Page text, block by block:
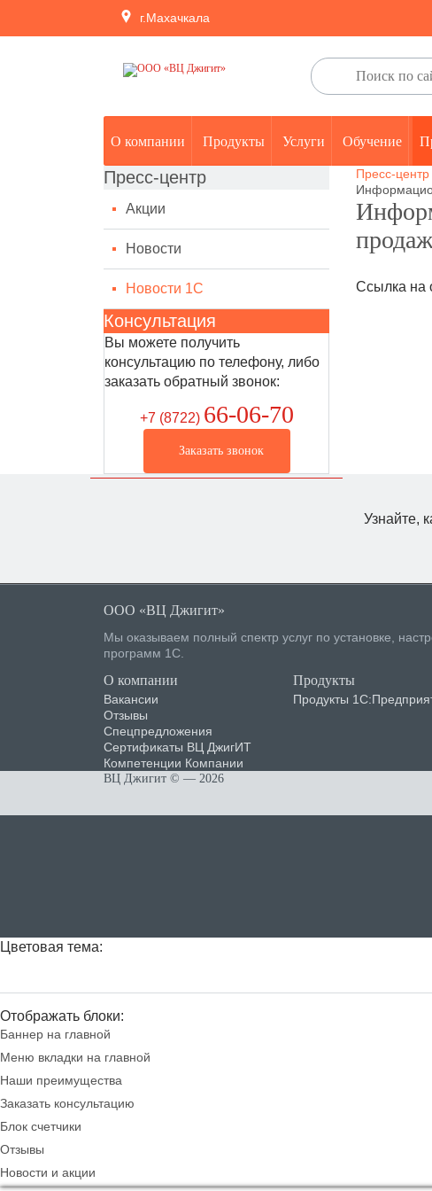
г.Махачкала
О компании Продукты Услуги Обучение
Пресс-центр
Акции
Новости
Новости 1С
Консультация
Вы можете получить
консультацию по телефону, либо
заказать обратный звонок:
+7 (8722) 66-06-70
Заказать звонок
Пресс-центр
Ссылка на
Узнайте,
ООО «ВЦ Джигит»
Мы оказываем полный спектр услуг по установке,
программ 1С.
О компании
Вакансии
Отзывы
Спецпредложения
Сертификаты ВЦ ДжигИТ
Компетенции Компании
Продукты
Продукты
ВЦ Джигит © — 2026
Цветовая тема:
Отображать блоки:
Баннер на главной
Меню вкладки на главной
Наши преимущества
Заказать консультацию
Блок счетчики
Отзывы
Новости и акции